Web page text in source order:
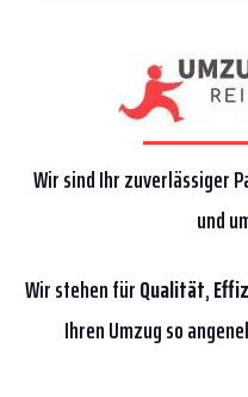
Wir sind Ihr zuverlässiger
und
Wir stehen fürQualität,
Ihren Umzug so